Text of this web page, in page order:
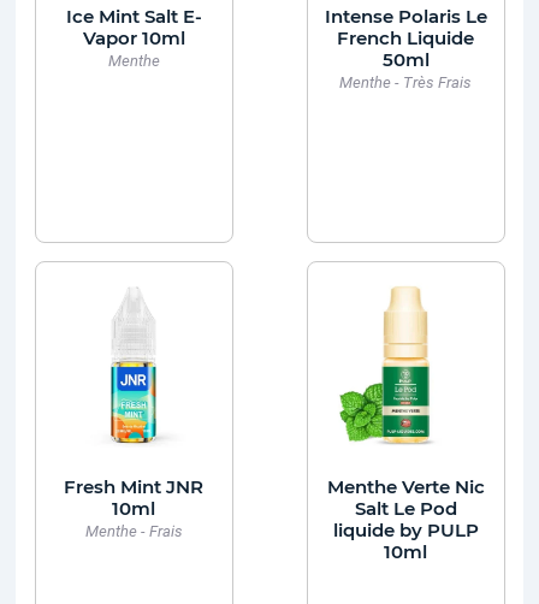
Ice Mint Salt E-
Vapor 10ml
Menthe
Intense Polaris Le
French Liquide
50ml
Menthe - Très Frais
Fresh Mint JNR
10ml
Menthe - Frais
Menthe Verte Nic
Salt Le Pod
liquide by PULP
10ml